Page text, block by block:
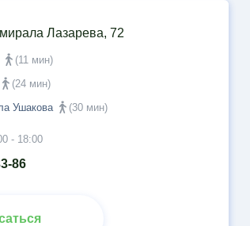
Лазарева, 72
(11 мин)
(24 мин)
Ушакова
(30 мин)
- 18:00
86